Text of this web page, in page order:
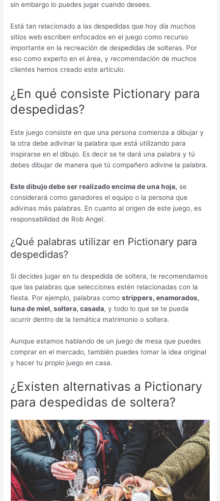
sin embargo lo puedes jugar cuando desees.
Está tan relacionado a las despedidas que hoy día muchos
sitios web escriben enfocados en el juego como recurso
importante en la recreación de despedidas de solteras. Por
eso como experto en el área, y recomendación de muchos
clientes hemos creado este artículo.
¿En qué consiste Pictionary para
despedidas?
Este juego consiste en que una persona comienza a dibujar y
la otra debe adivinar la palabra que está utilizando para
inspirarse en el dibujo. Es decir se te dará una palabra y tú
debes dibujar de manera que tú compañero adivine la palabra.
Este dibujo debe ser realizado encima de una hoja, se
considerará como ganadores el equipo o la persona que
adivinas más palabras. En cuanto al origen de este juego, es
responsabilidad de Rob Angel.
¿Qué palabras utilizar en Pictionary para
despedidas?
Si decides jugar en tu despedida de soltera, te recomendamos
que las palabras que selecciones estén relacionadas con la
fiesta. Por ejemplo, palabras comostrippers, enamorados,
luna de miel, soltera, casada, y todo lo que se te pueda
ocurrir dentro de la temática matrimonio o soltera.
Aunque estamos hablando de un juego de mesa que puedes
comprar en el mercado, también puedes tomar la idea original
y hacer tu propio juego en casa.
¿Existen alternativas a Pictionary
para despedidas de soltera?